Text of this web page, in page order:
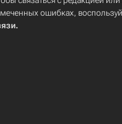
ошибках,
.